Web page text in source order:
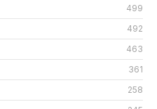
499
492
463
361
258